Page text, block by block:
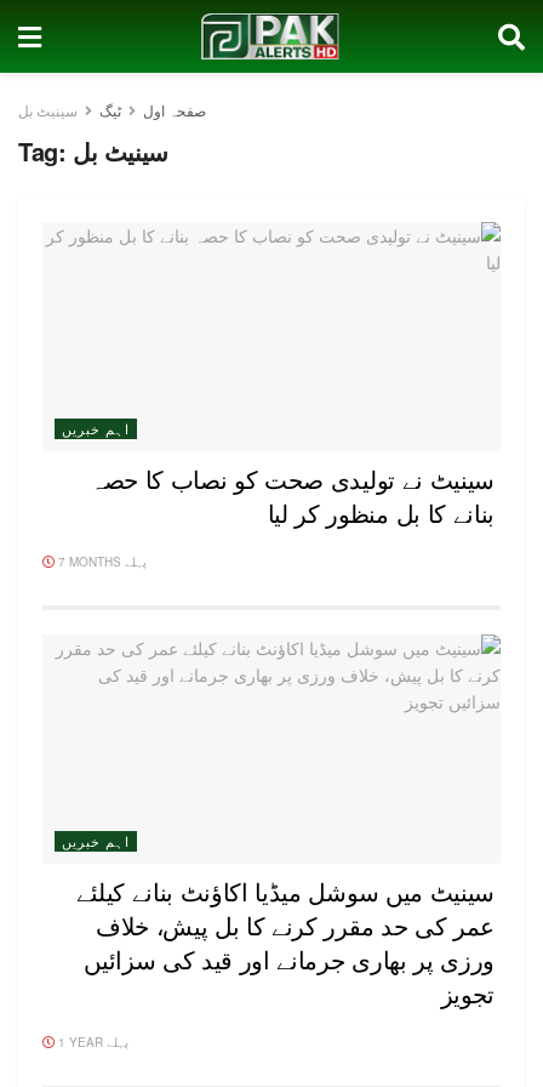
صفحہ اول ٹیگ سینیٹ بل
Tag: سینیٹ بل
اہم خبریں
سینیٹ نے تولیدی صحت کو نصاب کا حصہ
بنانے کا بل منظور کر لیا
7 MONTHS پہلے
اہم خبریں
سینیٹ میں سوشل میڈیا اکاؤنٹ بنانے کیلئے
عمر کی حد مقرر کرنے کا بل پیش، خلاف
ورزی پر بھاری جرمانے اور قید کی سزائیں
تجویز
1 YEAR پہلے